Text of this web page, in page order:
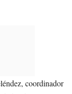
coordinador